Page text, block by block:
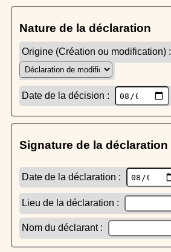
Nature de la déclaration
Origine (Création ou modification) :
Date de la décision :
Signature de la déclaration
Date de la déclaration :
Lieu de la déclaration :
Nom du déclarant :